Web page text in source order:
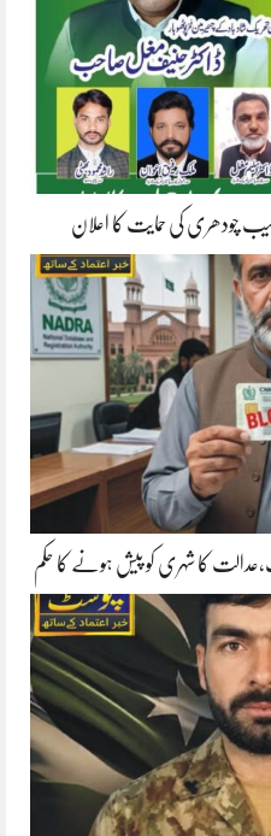
کا شہری کو پیش ہونے کا حکم